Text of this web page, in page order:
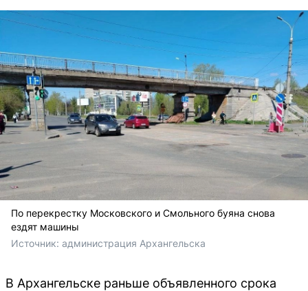
По перекрестку Московского и Смольного буяна снова
ездят машины
Источник: администрация Архангельска
В Архангельске раньше объявленного срока